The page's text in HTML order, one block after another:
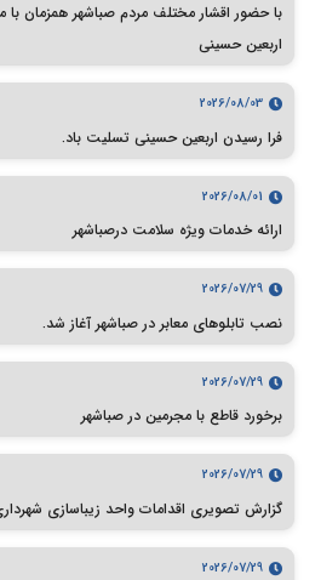
با حضور اقشار مختلف مردم صباشهر همزمان با
اربعین حسینی
2026/08/03
فرا رسیدن اربعین حسینی تسلیت باد.
2026/08/01
ارائه خدمات ویژه سلامت درصباشهر
2026/07/29
نصب تابلوهای معابر در صباشهر آغاز شد.
2026/07/29
برخورد قاطع با مجرمین در صباشهر
2026/07/29
گزارش تصویری اقدامات واحد زیباسازی
2026/07/29